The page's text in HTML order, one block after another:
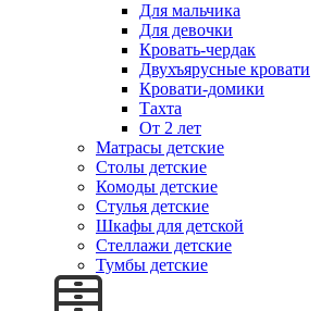
Для мальчика
Для девочки
Кровать-чердак
Двухъярусные кровати
Кровати-домики
Тахта
От 2 лет
Матрасы детские
Столы детские
Комоды детские
Стулья детские
Шкафы для детской
Стеллажи детские
Тумбы детские